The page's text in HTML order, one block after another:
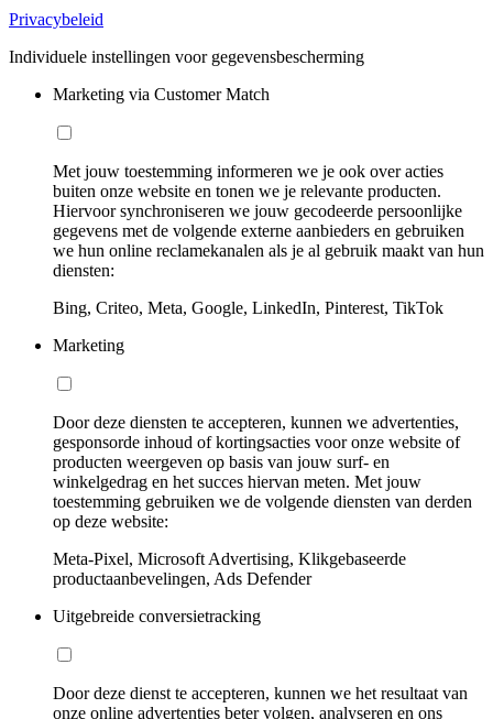
Privacybeleid
Individuele instellingen voor gegevensbescherming
Marketing via Customer Match
Met jouw toestemming informeren we je ook over acties
buiten onze website en tonen we je relevante producten.
Hiervoor synchroniseren we jouw gecodeerde persoonlijke
gegevens met de volgende externe aanbieders en gebruiken
we hun online reclamekanalen als je al gebruik maakt van hun
diensten:
Bing, Criteo, Meta, Google, LinkedIn, Pinterest, TikTok
Marketing
Door deze diensten te accepteren, kunnen we advertenties,
gesponsorde inhoud of kortingsacties voor onze website of
producten weergeven op basis van jouw surf- en
winkelgedrag en het succes hiervan meten. Met jouw
toestemming gebruiken we de volgende diensten van derden
op deze website:
Meta-Pixel, Microsoft Advertising, Klikgebaseerde
productaanbevelingen, Ads Defender
Uitgebreide conversietracking
Door deze dienst te accepteren, kunnen we het resultaat van
onze online advertenties beter volgen, analyseren en ons